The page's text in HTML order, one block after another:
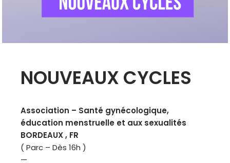
NOUVEAUX CYCLES
Association – Santé gynécologique,
éducation menstruelle et aux sexualités
BORDEAUX , FR
( Parc – Dès 16h )
—